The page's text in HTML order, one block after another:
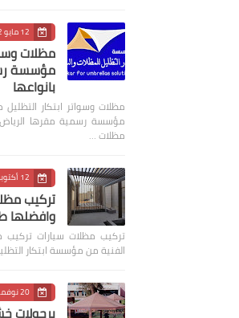
12 مايو 2022
مظلات
مؤسسة
بانواعها
مظلات وسواتر ابتكار
مؤسسة رسمية مقرها
مظلات …
12 أكتوبر 2022
تركيب
وافضلها
‏تركيب مظلات سيارات تركيب
الفنية من مؤسسة ابتكار
20 نوفمبر 2015